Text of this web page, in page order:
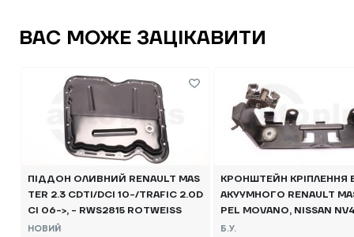
ВАС МОЖЕ ЗАЦІКАВИТИ
ПІДДОН ОЛИВНИЙ RENAULT MAS
TER 2.3 CDTI/DCI 10-/TRAFIC 2.0D
CI 06->, - RWS2815 ROTWEISS
НОВИЙ
КРОНШТЕЙН КРІПЛЕННЯ
АКУУМНОГО RENAULT
PEL MOVANO, NISSAN
0 -, 320935104R Б/В
Б.У.